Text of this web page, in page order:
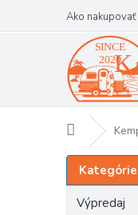
obsah
Ako nakupovať
Domov
B
o
Preskočiť
kategórie
Kategórie
Výpredaj